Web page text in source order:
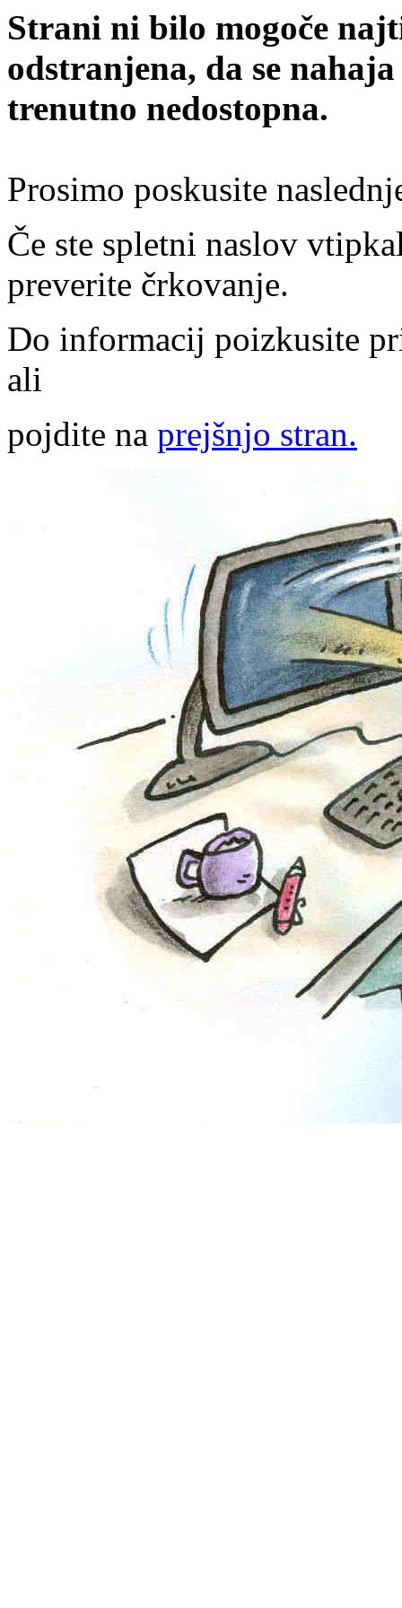
Strani ni bilo mogoče
odstranjena, da se
trenutno nedostopna.
Prosimo poskusite
Če ste spletni naslov
preverite črkovanje.
Do informacij poizkusite
ali
pojdite na prejšnjo stran.